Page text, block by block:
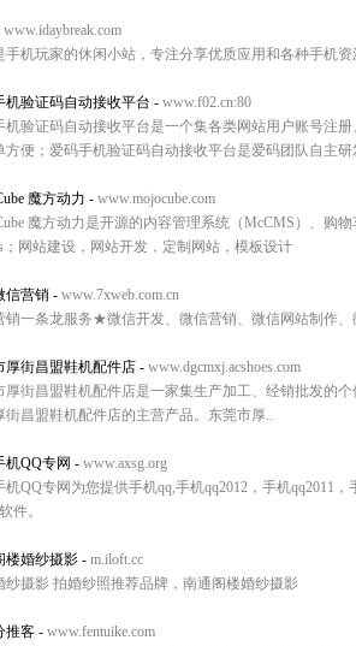
www.idaybreak.com
手机玩家的休闲小站，专注分享优质应用和各种手机
机验证码自动接收平台 - www.f02.cn:80
机验证码自动接收平台是一个集各类网站用户账号注
方便；爱码手机验证码自动接收平台是爱码团队自主
魔方动力 - www.mojocube.com
魔方动力是开源的内容管理系统（McCMS）、购
；网站建设，网站开发，定制网站，模板设计
信营销 - www.7xweb.com.cn
销一条龙服务★微信开发、微信营销、微信网站制作
厚街昌盟鞋机配件店 - www.dgcmxj.acshoes.com
厚街昌盟鞋机配件店是一家集生产加工、经销批发的
街昌盟鞋机配件店的主营产品。东莞市厚..
机QQ专网 - www.axsg.org
机QQ专网为您提供手机qq,手机qq2012，手机qq2011
件。
楼婚纱摄影 - m.iloft.cc
纱摄影 拍婚纱照推荐品牌，南通阁楼婚纱摄影
推客 - www.fentuike.com